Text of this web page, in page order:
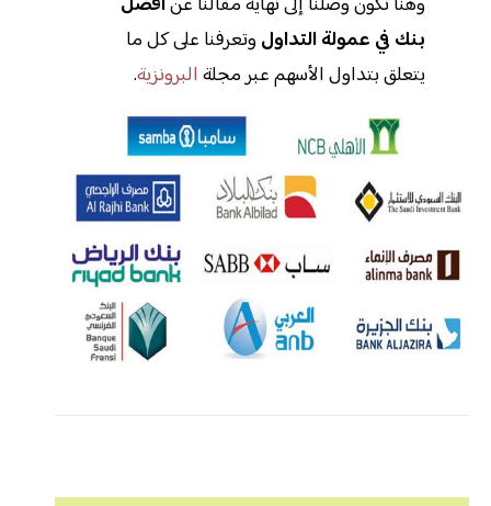
بنك في عمولة التداول وتعرفنا على كل ما
يتعلق بتداول الأسهم عبر مجلة البرونزية.